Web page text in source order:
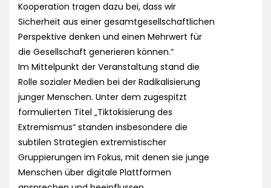
Kooperation tragen dazu bei, dass wir
Sicherheit aus einer gesamtgesellschaftlichen
Perspektive denken und einen Mehrwert für
die Gesellschaft generieren können.“
Im Mittelpunkt der Veranstaltung stand die
Rolle sozialer Medien bei der Radikalisierung
junger Menschen. Unter dem zugespitzt
formulierten Titel „Tiktokisierung des
Extremismus“ standen insbesondere die
subtilen Strategien extremistischer
Gruppierungen im Fokus, mit denen sie junge
Menschen über digitale Plattformen